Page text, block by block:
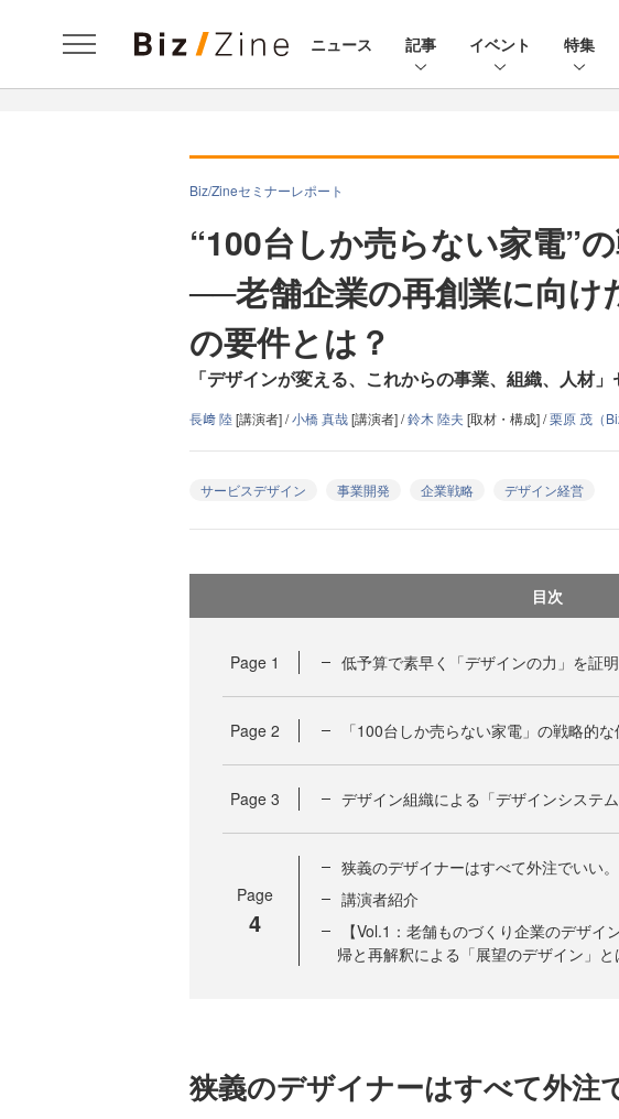
ニュース 記事 イベント 特集
Biz/Zineセミナーレポート
“100台しか売らない家電”
──老舗企業の再創業に向け
の要件とは？
「デザインが変える、これからの事業、組織、人材
長﨑 陸[講演者] /小橋 真哉[講演者] /鈴木 陸夫 [取材・構成] /栗原 茂（
サービスデザイン 事業開発 企業戦略 デザイン経営
目次
Page 1 低予算で素早く「デザインの力」を証
Page 2 「100台しか売らない家電」の戦略的
Page 3 デザイン組織による「デザインシステ
Page
4
狭義のデザイナーはすべて外注でいい
講演者紹介
【Vol.1：老舗ものづくり企業のデザ
帰と再解釈による「展望のデザイン」
狭義のデザイナーはすべて外注